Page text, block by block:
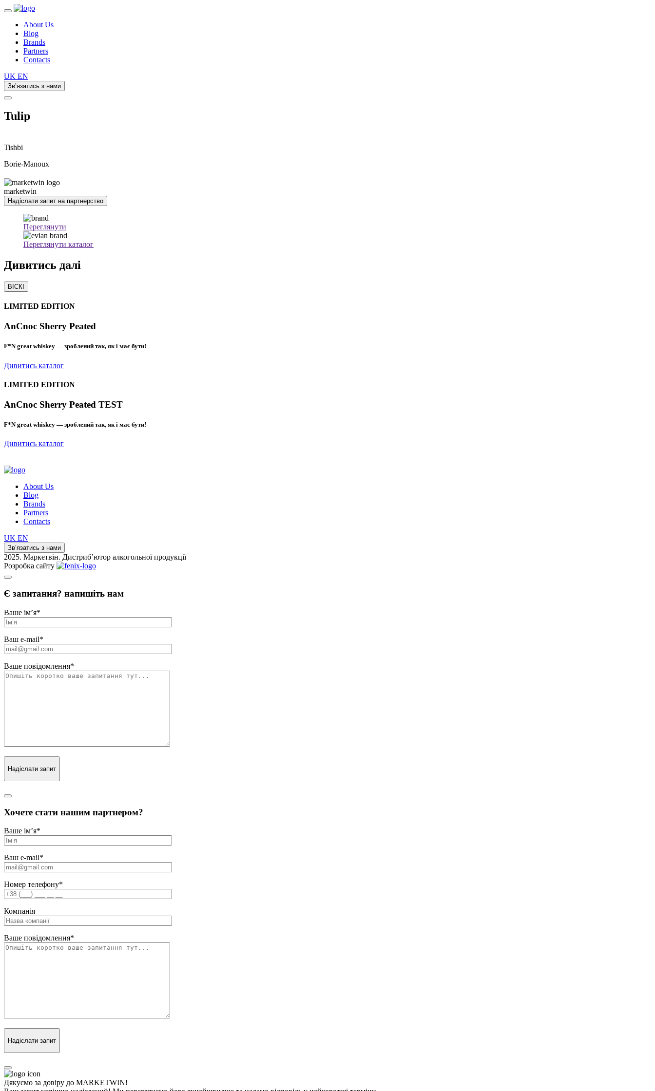
About Us
Blog
Brands
Partners
Contacts
UK EN
Зв’язатись з нами
Tulip
Tishbi
Borie-Manoux
marketwin
Надіслати запит на партнерство
Переглянути
Переглянути каталог
Дивитись далі
ВІСКІ
LIMITED EDITION
AnCnoc Sherry Peated
F*N great whiskey — зроблений так, як і має бути!
Дивитись каталог
LIMITED EDITION
AnCnoc Sherry Peated TEST
F*N great whiskey — зроблений так, як і має бути!
Дивитись каталог
About Us
Blog
Brands
Partners
Contacts
UK EN
Зв’язатись з нами
2025. Маркетвін. Дистриб’ютор алкогольної продукції
Розробка сайту
Є запитання? напишіть нам
Ваше ім’я*
Ваш e-mail*
Ваше повідомлення*
Надіслати запит
Хочете стати нашим партнером?
Ваше ім’я*
Ваш e-mail*
Номер телефону*
Компанія
Ваше повідомлення*
Надіслати запит
Дякуємо за довіру до MARKETWIN!